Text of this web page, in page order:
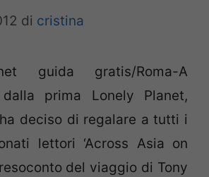
di cristina
guida gratis/Roma-A
dalla prima Lonely Planet,
ha deciso di regalare a tutti i
lettori ‘Across Asia on
del viaggio di Tony